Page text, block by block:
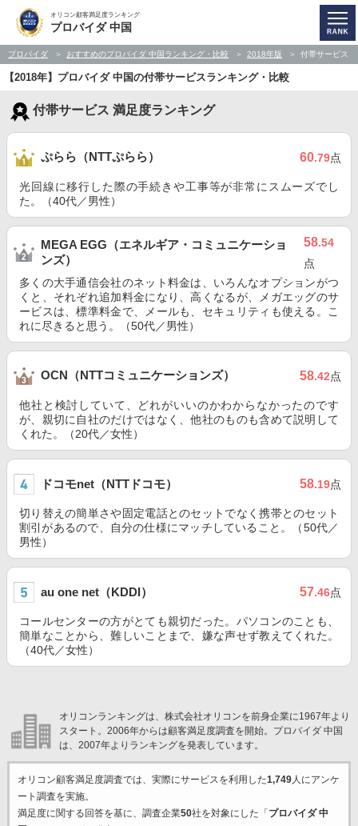
オリコン顧客満足度ランキング
プロバイダ 中国
プロバイダ おすすめのプロバイダ 中国ランキング・比較 2018年版 付帯サービス
【2018年】プロバイダ 中国の付帯サービスランキング・比較
付帯サービス 満足度ランキング
ぷらら（NTTぷらら） 60.79点
光回線に移行した際の手続きや工事等が非常にスムーズでし
た。（40代／男性）
MEGA EGG（エネルギア・コミュニケーショ
ンズ）
58.54
点
多くの大手通信会社のネット料金は、いろんなオプションがつ
くと、それぞれ追加料金になり、高くなるが、メガエッグのサ
ービスは、標準料金で、メールも、セキュリティも使える。こ
れに尽きると思う。（50代／男性）
OCN（NTTコミュニケーションズ） 58.42点
他社と検討していて、どれがいいのかわからなかったのです
が、親切に自社のだけではなく、他社のものも含めて説明して
くれた。（20代／女性）
ドコモnet（NTTドコモ） 58.19点
切り替えの簡単さや固定電話とのセットでなく携帯とのセット
割引があるので、自分の仕様にマッチしていること。（50代／
男性）
au one net（KDDI） 57.46点
コールセンターの方がとても親切だった。パソコンのことも、
簡単なことから、難しいことまで、嫌な声せず教えてくれた。
（40代／女性）
オリコンランキングは、株式会社オリコンを前身企業に1967年より
スタート。2006年からは顧客満足度調査を開始。プロバイダ 中国
は、2007年よりランキングを発表しています。
オリコン顧客満足度調査では、実際にサービスを利用した1,749人にアンケ
ート調査を実施。
満足度に関する回答を基に、調査企業50社を対象にした「 プロバイダ 中